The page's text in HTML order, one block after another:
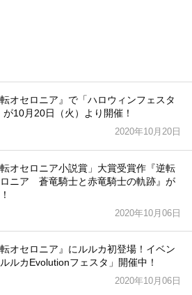
転オセロニア』で「ハロウィンフェスタ
が10月20日（火）より開催！
2020年10月20日
転オセロニア小説賞」大賞受賞作『逆転
ニア 蒼竜騎士と赤竜騎士の軌跡』が
2020年10月06日
転オセロニア』にルルカ初登場！イベン
ルルカEvolutionフェスタ」開催中！
2020年10月06日